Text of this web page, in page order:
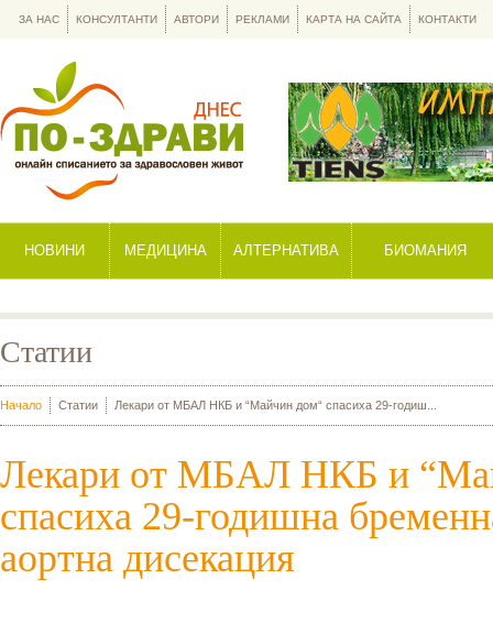
НОВИНИ МЕДИЦИНА АЛТЕРНАТИВА БИОМАНИЯ
ЗА НАС КОНСУЛТАНТИ АВТОРИ РЕКЛАМИ КАРТА НА САЙТА КОНТАКТИ
Статии
Начало Статии Лекари от МБАЛ НКБ и “Майчин дом“ спасиха 29-годиш...
Лекари от МБАЛ НКБ и
спасиха 29-годишна
аортна дисекация